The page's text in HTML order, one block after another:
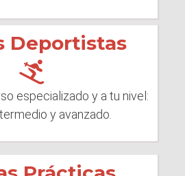
Deportistas
especializado y a tu nivel:
y avanzado.